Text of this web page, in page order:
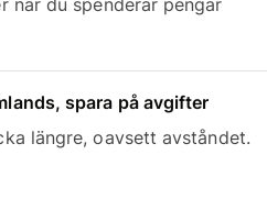
spara på avgifter
längre, oavsett avståndet.